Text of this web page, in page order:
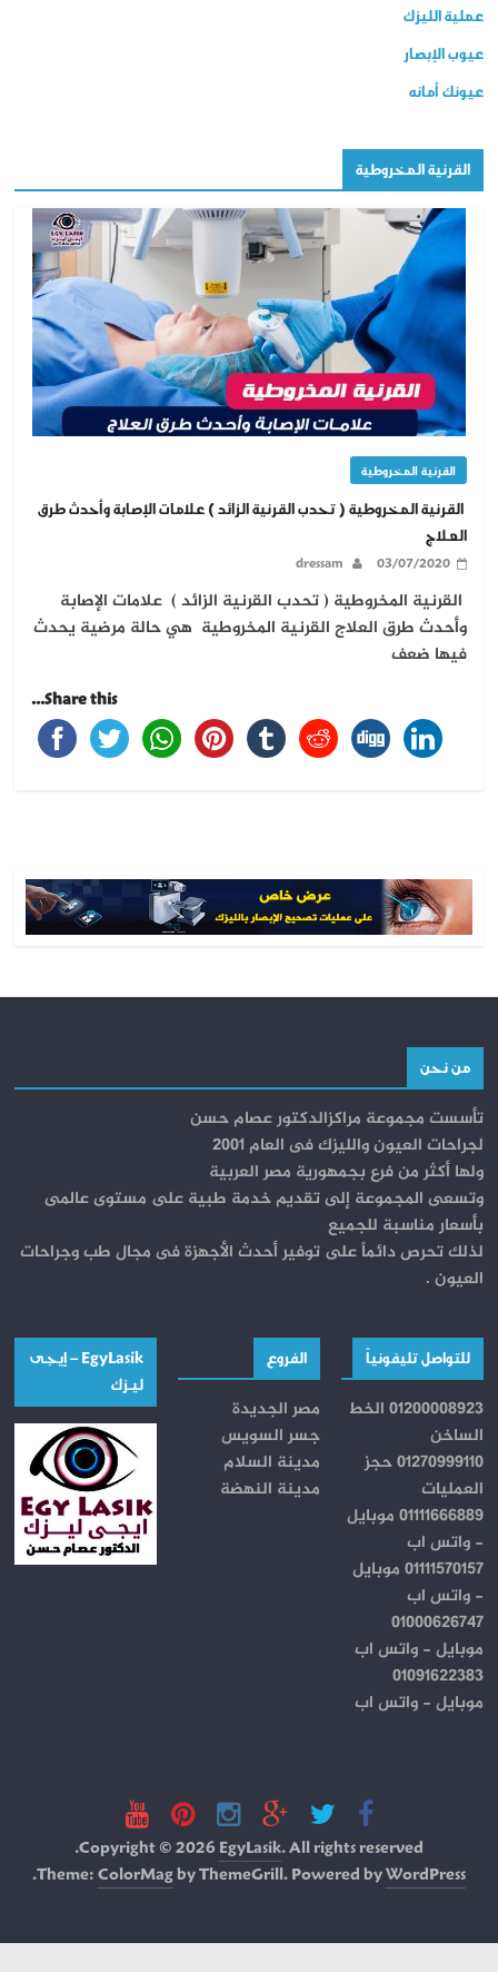
عملية الليزك
عيوب الإبصار
عيونك أمانه
القرنية المخروطية
القرنية المخروطية
القرنية المخروطية ( تحدب القرنية الزائد ) علامات الإصابة وأحدث طرق
العلاج
03/07/2020
dressam
القرنية المخروطية ( تحدب القرنية الزائد ) علامات الإصابة
وأحدث طرق العلاج القرنية المخروطية هي حالة مرضية يحدث
فيها ضعف
Share this...
من نحن
تأسست مجموعة مراكزالدكتور عصام حسن
لجراحات العيون والليزك فى العام 2001
ولها أكثر من فرع بجمهورية مصر العربية
وتسعى المجموعة إلى تقديم خدمة طبية على مستوى عالمى
بأسعار مناسبة للجميع
لذلك تحرص دائماً على توفير أحدث الأجهزة فى مجال طب وجراحات
العيون .
للتواصل تليفونياً
01200008923 الخط
الساخن
01270999110 حجز
العمليات
01111666889 موبايل
- واتس اب
01111570157 موبايل
- واتس اب
01000626747
موبايل - واتس اب
01091622383
موبايل - واتس اب
الفروع
مصر الجديدة
جسر السويس
مدينة السلام
مدينة النهضة
EgyLasik – إيجــى
ليـــزك
Copyright © 2026EgyLasik. All rights reserved.
Theme:ColorMagby ThemeGrill. Powered byWordPress
.